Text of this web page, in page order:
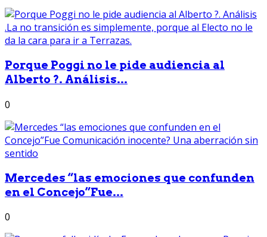
Porque Poggi no le pide audiencia al
Alberto ?. Análisis...
0
Mercedes “las emociones que confunden
en el Concejo”Fue...
0